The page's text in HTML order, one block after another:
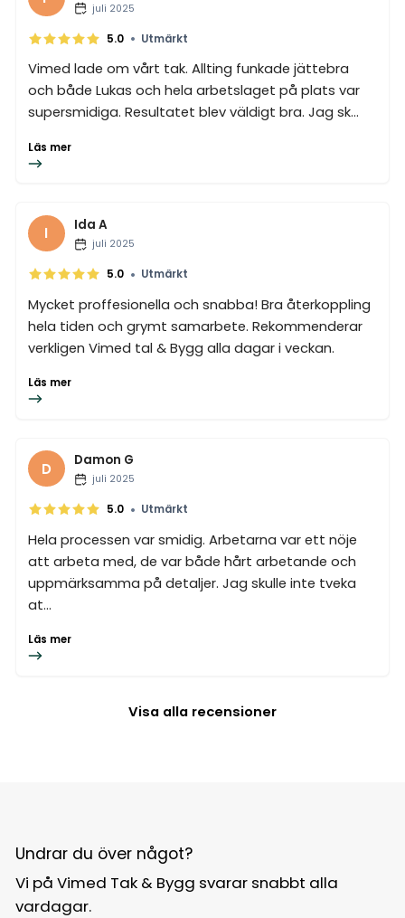
juli 2025
5.0 • Utmärkt
Vimed lade om vårt tak. Allting funkade jättebra
och både Lukas och hela arbetslaget på plats var
supersmidiga. Resultatet blev väldigt bra. Jag sk...
Läs mer
I Ida A
juli 2025
5.0 • Utmärkt
Mycket proffesionella och snabba! Bra återkoppling
hela tiden och grymt samarbete. Rekommenderar
verkligen Vimed tal & Bygg alla dagar i veckan.
Läs mer
D Damon G
juli 2025
5.0 • Utmärkt
Hela processen var smidig. Arbetarna var ett nöje
att arbeta med, de var både hårt arbetande och
uppmärksamma på detaljer. Jag skulle inte tveka
at...
Läs mer
Visa alla recensioner
Undrar du över något?
Vi på Vimed Tak & Bygg svarar snabbt alla
vardagar.